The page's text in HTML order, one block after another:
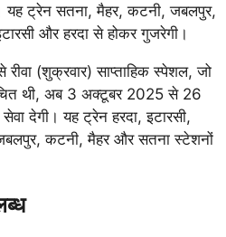
ट्रेन सतना, मैहर, कटनी, जबलपुर,
और हरदा से होकर गुजरेगी।
(शुक्रवार) साप्ताहिक स्पेशल, जो
थी, अब 3 अक्टूबर 2025 से 26
देगी। यह ट्रेन हरदा, इटारसी,
जबलपुर, कटनी, मैहर और सतना स्टेशनों